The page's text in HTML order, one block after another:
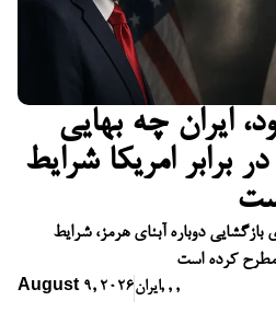
ایران چه بهایی
برابر امریکا شرایط
دوباره آبنای هرمز، شرایط
مطرح کرده است
August 9, 2026ایران, , ,